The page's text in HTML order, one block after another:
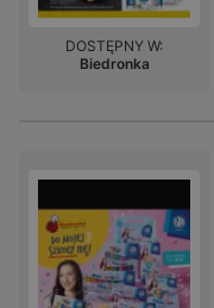
DOSTĘPNY W:
Biedronka